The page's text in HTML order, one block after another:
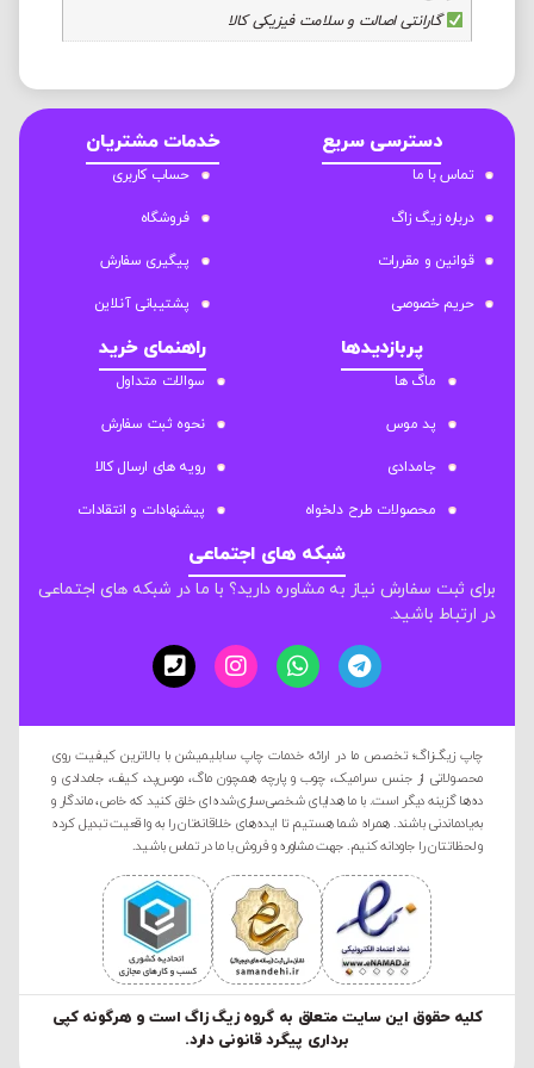
گارانتی اصالت و سلامت فیزیکی کالا
دسترسی سریع
تماس با ما
درباره زیگ زاگ
قوانین و مقررات
حریم خصوصی
خدمات مشتریان
حساب کاربری
فروشگاه
پیگیری سفارش
پشتیبانی آنلاین
پربازدیدها
ماگ ها
پد موس
جامدادی
محصولات طرح دلخواه
راهنمای خرید
سوالات متداول
نحوه ثبت سفارش
رویه های ارسال کالا
پیشنهادات و انتقادات
شبکه های اجتماعی
برای ثبت سفارش نیاز به مشاوره دارید؟ با ما در شبکه های اجتماعی
در ارتباط باشید.
چاپ زیگ‌زاگ؛ تخصص ما در ارائه خدمات چاپ سابلیمیشن با بالاترین کیفیت روی
محصولاتی از جنس سرامیک، چوب و پارچه همچون ماگ، موس‌پد، کیف، جامدادی و
ده‌ها گزینه دیگر است. با ما هدایای شخصی‌سازی‌شده‌ای خلق کنید که خاص، ماندگار و
به‌یادماندنی باشند. همراه شما هستیم تا ایده‌های خلاقانه‌تان را به واقعیت تبدیل کرده
و لحظاتتان را جاودانه کنیم. جهت مشاوره و فروش با ما در تماس باشید.
کليه حقوق این سایت متعلق به گروه زیگ زاگ است و هرگونه کپی
برداری پیگرد قانونی دارد.